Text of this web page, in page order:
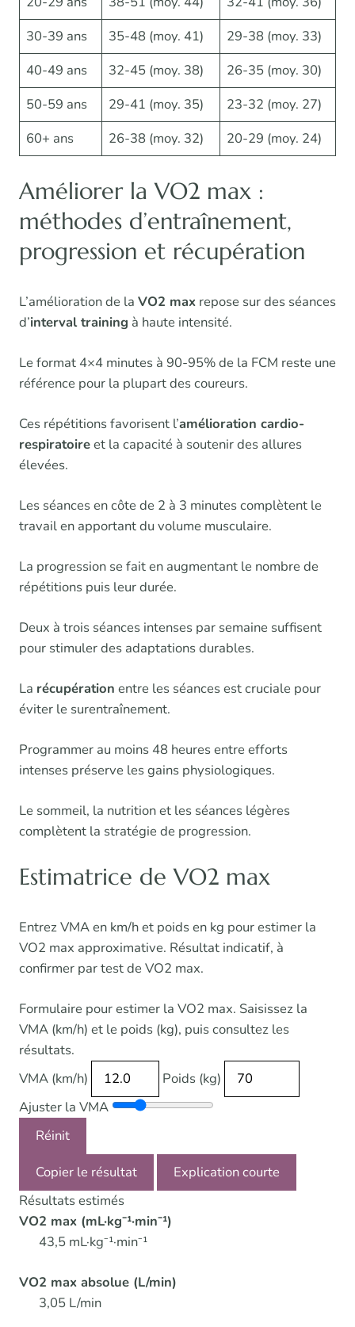
30-39 ans
35-48 (moy. 41)
29-38 (moy. 33)
40-49 ans
32-45 (moy. 38)
26-35 (moy. 30)
50-59 ans
29-41 (moy. 35)
23-32 (moy. 27)
60+ ans
26-38 (moy. 32) 20-29 (moy. 24)
Améliorer la VO2 max :
méthodes d’entraînement,
progression et récupération
L’amélioration de la VO2 max repose sur des séances
d’interval training à haute intensité.
Le format 4×4 minutes à 90-95% de la FCM reste une
référence pour la plupart des coureurs.
Ces répétitions favorisent l’amélioration cardio-
respiratoireet la capacité à soutenir des allures
élevées.
Les séances en côte de 2 à 3 minutes complètent le
travail en apportant du volume musculaire.
La progression se fait en augmentant le nombre de
répétitions puis leur durée.
Deux à trois séances intenses par semaine suffisent
pour stimuler des adaptations durables.
La récupération entre les séances est cruciale pour
éviter le surentraînement.
Programmer au moins 48 heures entre efforts
intenses préserve les gains physiologiques.
Le sommeil, la nutrition et les séances légères
complètent la stratégie de progression.
Estimatrice de VO2 max
Entrez VMA en km/h et poids en kg pour estimer la
VO2 max approximative. Résultat indicatif, à
confirmer par test de VO2 max.
Formulaire pour estimer la VO2 max. Saisissez la
VMA (km/h) et le poids (kg), puis consultez les
résultats.
VMA (km/h)
Poids (kg)
Ajuster la VMA
Réinit
Copier le résultat
Explication courte
Résultats estimés
VO2 max (mL·kg⁻¹·min⁻¹)
43,5 mL·kg⁻¹·min⁻¹
VO2 max absolue (L/min)
3,05 L/min